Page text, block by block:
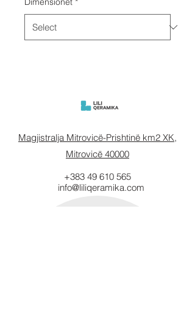
Magjistralja Mitrovicë-Prishtinë km2 XK,
Mitrovicë 40000
info@liliqeramika.com
+383 49 610 565